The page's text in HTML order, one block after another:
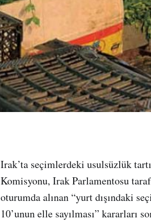
Irak’ta seçimlerdeki usulsüzlük
Komisyonu, Irak Parlamentosu
oturumda alınan “yurt dışındaki
10’unun elle sayılması” kararları